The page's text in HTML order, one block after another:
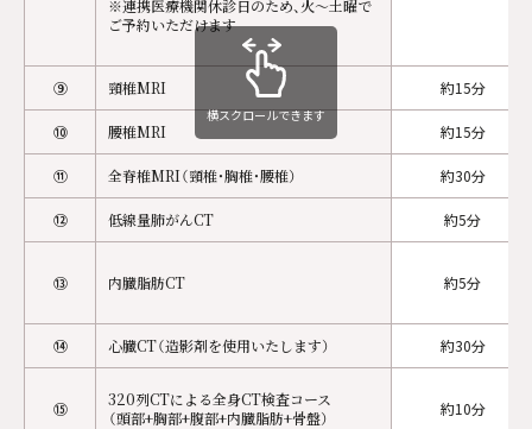
※連携医療機関休診日のため、火～土曜で
ご予約いただけます
⑨ 頸椎MRI 約15分
⑩ 腰椎MRI 約15分
⑪ 全脊椎MRI（頸椎・胸椎・腰椎） 約30分
⑫ 低線量肺がんCT 約5分
⑬ 内臓脂肪CT 約5分
⑭ 心臓CT（造影剤を使用いたします） 約30分
⑮
320列CTによる全身CT検査コース
（頭部+胸部+腹部+内臓脂肪+骨盤）
約10分
横スクロールできます